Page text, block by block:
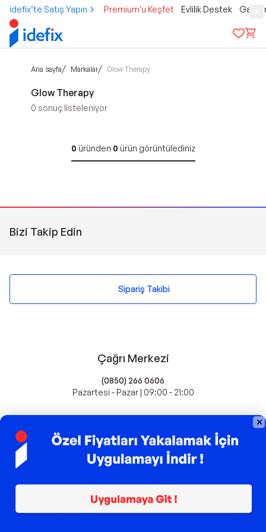
idefix’te Satış Yapın Premium'u Keşfet Evlilik Destek
Ana sayfa/ Markalar/ Glow Therapy
Glow Therapy
0 sonuç listeleniyor
0 üründen 0 ürün görüntülediniz
Bizi Takip Edin
Popüler Markalar
Farmasi
Xiaomi
Lavazza
Fashcolle
Pro Plan
Sipariş Takibi
Çağrı Merkezi
(0850) 266 0606
Pazartesi - Pazar | 09:00 - 21:00